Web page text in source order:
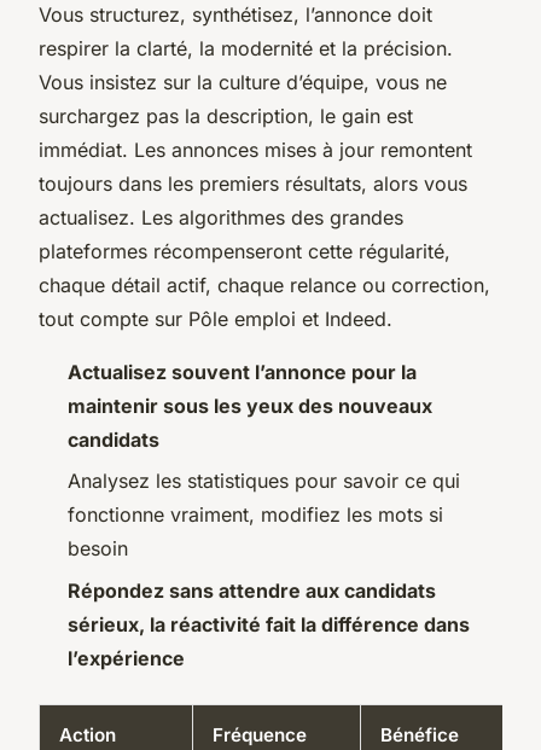
Vous structurez, synthétisez, l’annonce doit
respirer la clarté, la modernité et la précision.
Vous insistez sur la culture d’équipe, vous ne
surchargez pas la description, le gain est
immédiat. Les annonces mises à jour remontent
toujours dans les premiers résultats, alors vous
actualisez. Les algorithmes des grandes
plateformes récompenseront cette régularité,
chaque détail actif, chaque relance ou correction,
tout compte sur Pôle emploi et Indeed.
Actualisez souvent l’annonce pour la
maintenir sous les yeux des nouveaux
candidats
Analysez les statistiques pour savoir ce qui
fonctionne vraiment, modifiez les mots si
besoin
Répondez sans attendre aux candidats
sérieux, la réactivité fait la différence dans
l’expérience
Action Fréquence Bénéfice